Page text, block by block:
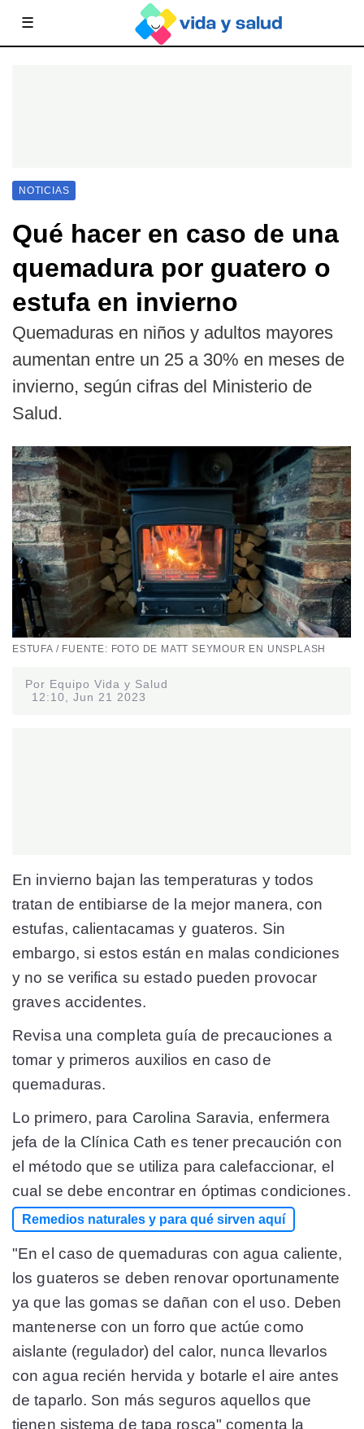
☰
NOTICIAS
Qué hacer en caso de una
quemadura por guatero o
estufa en invierno
Quemaduras en niños y adultos mayores
aumentan entre un 25 a 30% en meses de
invierno, según cifras del Ministerio de
Salud.
ESTUFA / FUENTE: FOTO DE MATT SEYMOUR EN UNSPLASH
Por Equipo Vida y Salud
12:10, Jun 21 2023
En invierno bajan las temperaturas y todos
tratan de entibiarse de la mejor manera, con
estufas, calientacamas y guateros. Sin
embargo, si estos están en malas condiciones
y no se verifica su estado pueden provocar
graves accidentes.
Revisa una completa guía de precauciones a
tomar y primeros auxilios en caso de
quemaduras.
Lo primero, para Carolina Saravia, enfermera
jefa de la Clínica Cath es tener precaución con
el método que se utiliza para calefaccionar, el
cual se debe encontrar en óptimas condiciones.
Remedios naturales y para qué sirven aquí
"En el caso de quemaduras con agua caliente,
los guateros se deben renovar oportunamente
ya que las gomas se dañan con el uso. Deben
mantenerse con un forro que actúe como
aislante (regulador) del calor, nunca llevarlos
con agua recién hervida y botarle el aire antes
de taparlo. Son más seguros aquellos que
tienen sistema de tapa rosca" comenta la